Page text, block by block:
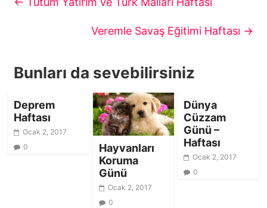
Veremle Savaş Eğitimi Haftası →
Bunları da sevebilirsiniz
Deprem
Haftası
Ocak 2, 2017
0
Hayvanları
Koruma
Günü
Ocak 2, 2017
0
Dünya
Cüzzam
Günü –
Haftası
Ocak 2, 2017
0